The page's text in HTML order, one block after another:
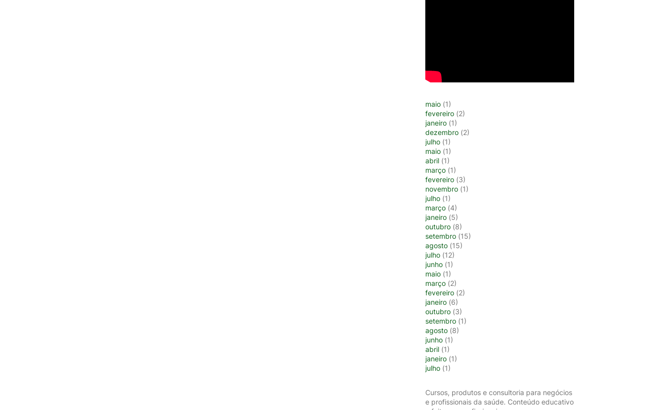
maio (1)
fevereiro (2)
janeiro (1)
dezembro (2)
julho (1)
maio (1)
abril (1)
março (1)
fevereiro (3)
novembro (1)
julho (1)
março (4)
janeiro (5)
outubro (8)
setembro (15)
agosto (15)
julho (12)
junho (1)
maio (1)
março (2)
fevereiro (2)
janeiro (6)
outubro (3)
setembro (1)
agosto (8)
junho (1)
abril (1)
janeiro (1)
julho (1)
Cursos, produtos e consultoria para negócios
e profissionais da saúde. Conteúdo educativo